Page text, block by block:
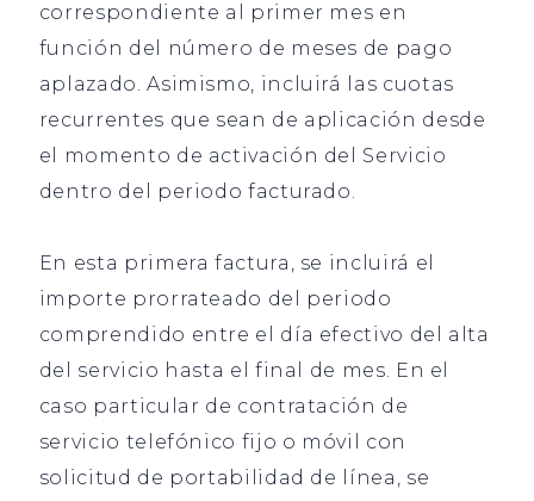
correspondiente al primer mes en
función del número de meses de pago
aplazado. Asimismo, incluirá las cuotas
recurrentes que sean de aplicación desde
el momento de activación del Servicio
dentro del periodo facturado.
En esta primera factura, se incluirá el
importe prorrateado del periodo
comprendido entre el día efectivo del alta
del servicio hasta el final de mes. En el
caso particular de contratación de
servicio telefónico fijo o móvil con
solicitud de portabilidad de línea, se